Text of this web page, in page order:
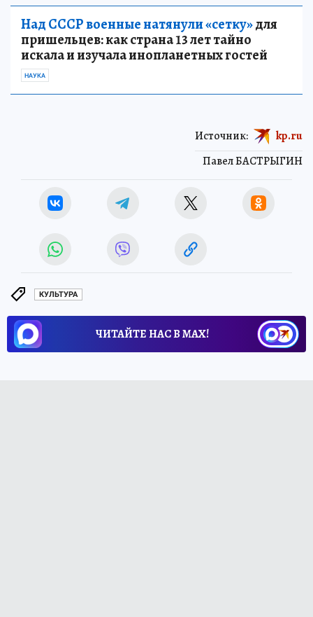
Над СССР военные натянули «сетку»для
пришельцев: как страна 13 лет тайно
искала и изучала инопланетных гостей
НАУКА
Павел БАСТРЫГИН
Источник: kp.ru
КУЛЬТУРА
ЧИТАЙТЕ НАС В МАХ!